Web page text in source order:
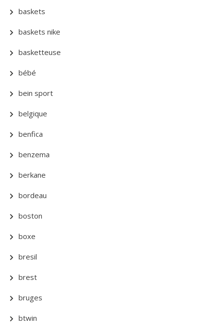
baskets
baskets nike
basketteuse
bébé
bein sport
belgique
benfica
benzema
berkane
bordeau
boston
boxe
bresil
brest
bruges
btwin